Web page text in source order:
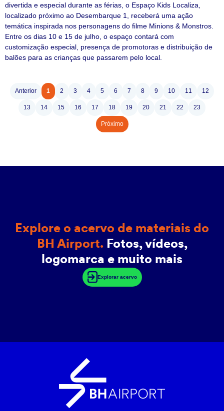
divertida e especial durante as férias, o Espaço Kids Localiza,
localizado próximo ao Desembarque 1, receberá uma ação
temática inspirada nos personagens do filme Minions & Monstros.
Entre os dias 10 e 15 de julho, o espaço contará com
customização especial, presença de promotoras e distribuição de
balões para as crianças que passarem pelo local.
Anterior 1 2 3 4 5 6 7 8 9 10 11 12
13 14 15 16 17 18 19 20 21 22 23
Próximo
Explore o acervo de materiais do
BH Airport. Fotos, vídeos,
logomarca e muito mais
Explorar acervo